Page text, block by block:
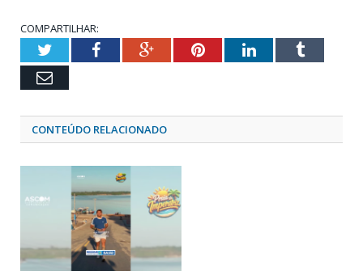
COMPARTILHAR:
TwitterFacebookGoogle+PinterestLinkedInTumblr
Email
CONTEÚDO RELACIONADO